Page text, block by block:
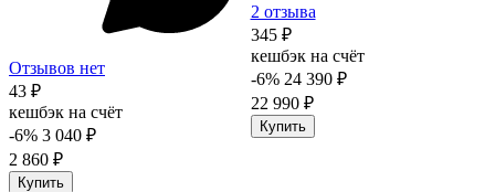
Отзывов нет
43 ₽
кешбэк на счёт
-6% 3 040 ₽
2 860 ₽
Купить
2 отзыва
345 ₽
кешбэк на счёт
-6% 24 390 ₽
22 990 ₽
Купить